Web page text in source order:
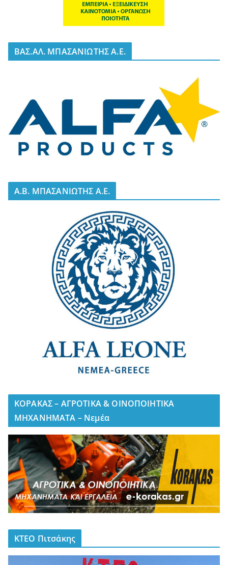
BΑΣ.ΑΛ. ΜΠΑΣΑΝΙΩΤΗΣ Α.Ε.
A.B. ΜΠΑΣΑΝΙΩΤΗΣ Α.Ε.
ΚΟΡΑΚΑΣ – ΑΓΡΟΤΙΚΑ & ΟΙΝΟΠΟΙΗΤΙΚΑ
ΜΗΧΑΝΗΜΑΤΑ – Νεμέα
ΚΤΕΟ Πιτσάκης